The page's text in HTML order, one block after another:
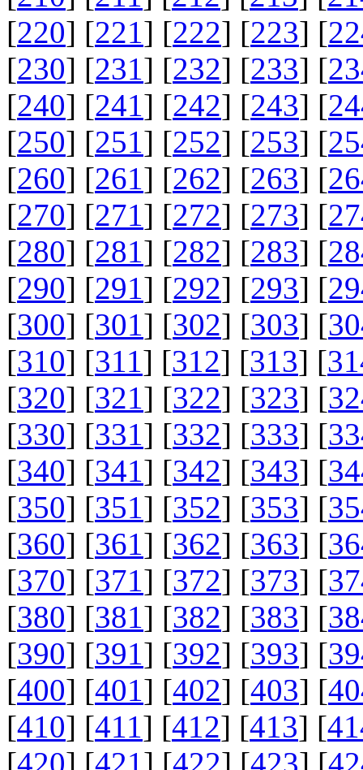
[220] [221] [222] [223] [
[230] [231] [232] [233] [
[240] [241] [242] [243] [
[250] [251] [252] [253] [
[260] [261] [262] [263] [
[270] [271] [272] [273] [
[280] [281] [282] [283] [
[290] [291] [292] [293] [
[300] [301] [302] [303] [
[310] [311] [312] [313] [
[320] [321] [322] [323] [
[330] [331] [332] [333] [
[340] [341] [342] [343] [
[350] [351] [352] [353] [
[360] [361] [362] [363] [
[370] [371] [372] [373] [
[380] [381] [382] [383] [
[390] [391] [392] [393] [
[400] [401] [402] [403] [
[410] [411] [412] [413] [